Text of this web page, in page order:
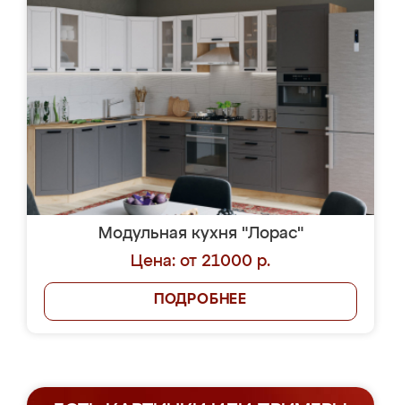
Модульная кухня "Лорас"
Цена: от 21000 р.
ПОДРОБНЕЕ